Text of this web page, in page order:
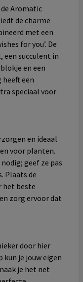
Aromatic
de charme
met een
for you’. De
succulent in
en een
heeft een
speciaal voor
en ideaal
voor planten.
geef ze pas
Plaats de
het beste
zorg ervoor dat
door hier
kun je jouw eigen
je het net